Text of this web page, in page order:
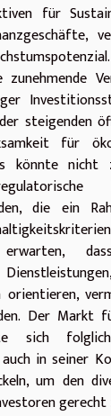
für
steigenden
für
könnte nicht
die ein
orientieren,
Der Markt
sich
in seiner
um den
gerecht